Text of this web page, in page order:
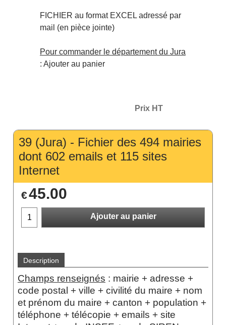
FICHIER au format EXCEL adressé par
mail (en pièce jointe)
Pour commander le département du Jura
: Ajouter au panier
Prix HT
39 (Jura) - Fichier des 494 mairies
dont 602 emails et 115 sites
Internet
€45.00
Ajouter au panier
Description
Champs renseignés : mairie + adresse +
code postal + ville + civilité du maire + nom
et prénom du maire + canton + population +
téléphone + télécopie + emails + site